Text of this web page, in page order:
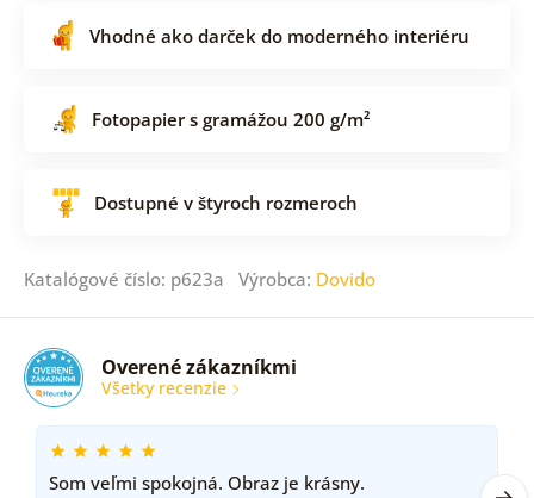
Vhodné ako darček do moderného interiéru
Fotopapier s gramážou 200 g/m²
Dostupné v štyroch rozmeroch
Katalógové číslo: p623a Výrobca: Dovido
Overené zákazníkmi
Všetky recenzie
Som veľmi spokojná. Obraz je krásny.